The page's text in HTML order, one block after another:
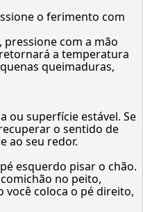
o ferimento com
pressione com a mão
a temperatura
queimaduras,
ou superfície estável. Se
o sentido de
ao seu redor.
esquerdo pisar o chão.
no peito,
você coloca o pé direito,